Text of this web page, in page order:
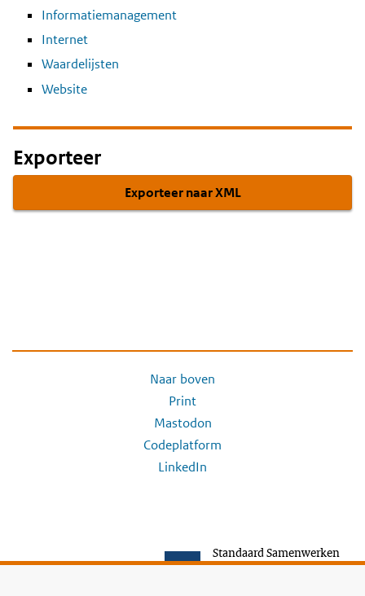
Informatiemanagement
Internet
Waardelijsten
Website
Exporteer
Exporteer naar XML
Naar boven
Print
Mastodon
Codeplatform
LinkedIn
Standaard Samenwerken